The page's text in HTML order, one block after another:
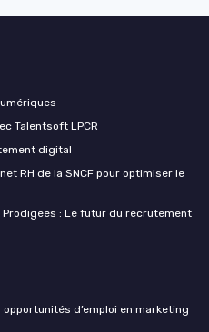
Talentsoft LPCR
digital
RH de la SNCF pour optimiser le
: Le futur du recrutement
d’emploi en marketing